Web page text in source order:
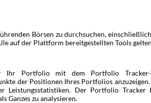
Börsen zu durchsuchen,
auf der Plattform bereitgestellten Tools
Ihr Portfolio mit dem Portfolio Tracker-
der Positionen Ihres Portfolios anzuzeigen.
Leistungsstatistiken. Der Portfolio Tracker
Ganzes zu analysieren.